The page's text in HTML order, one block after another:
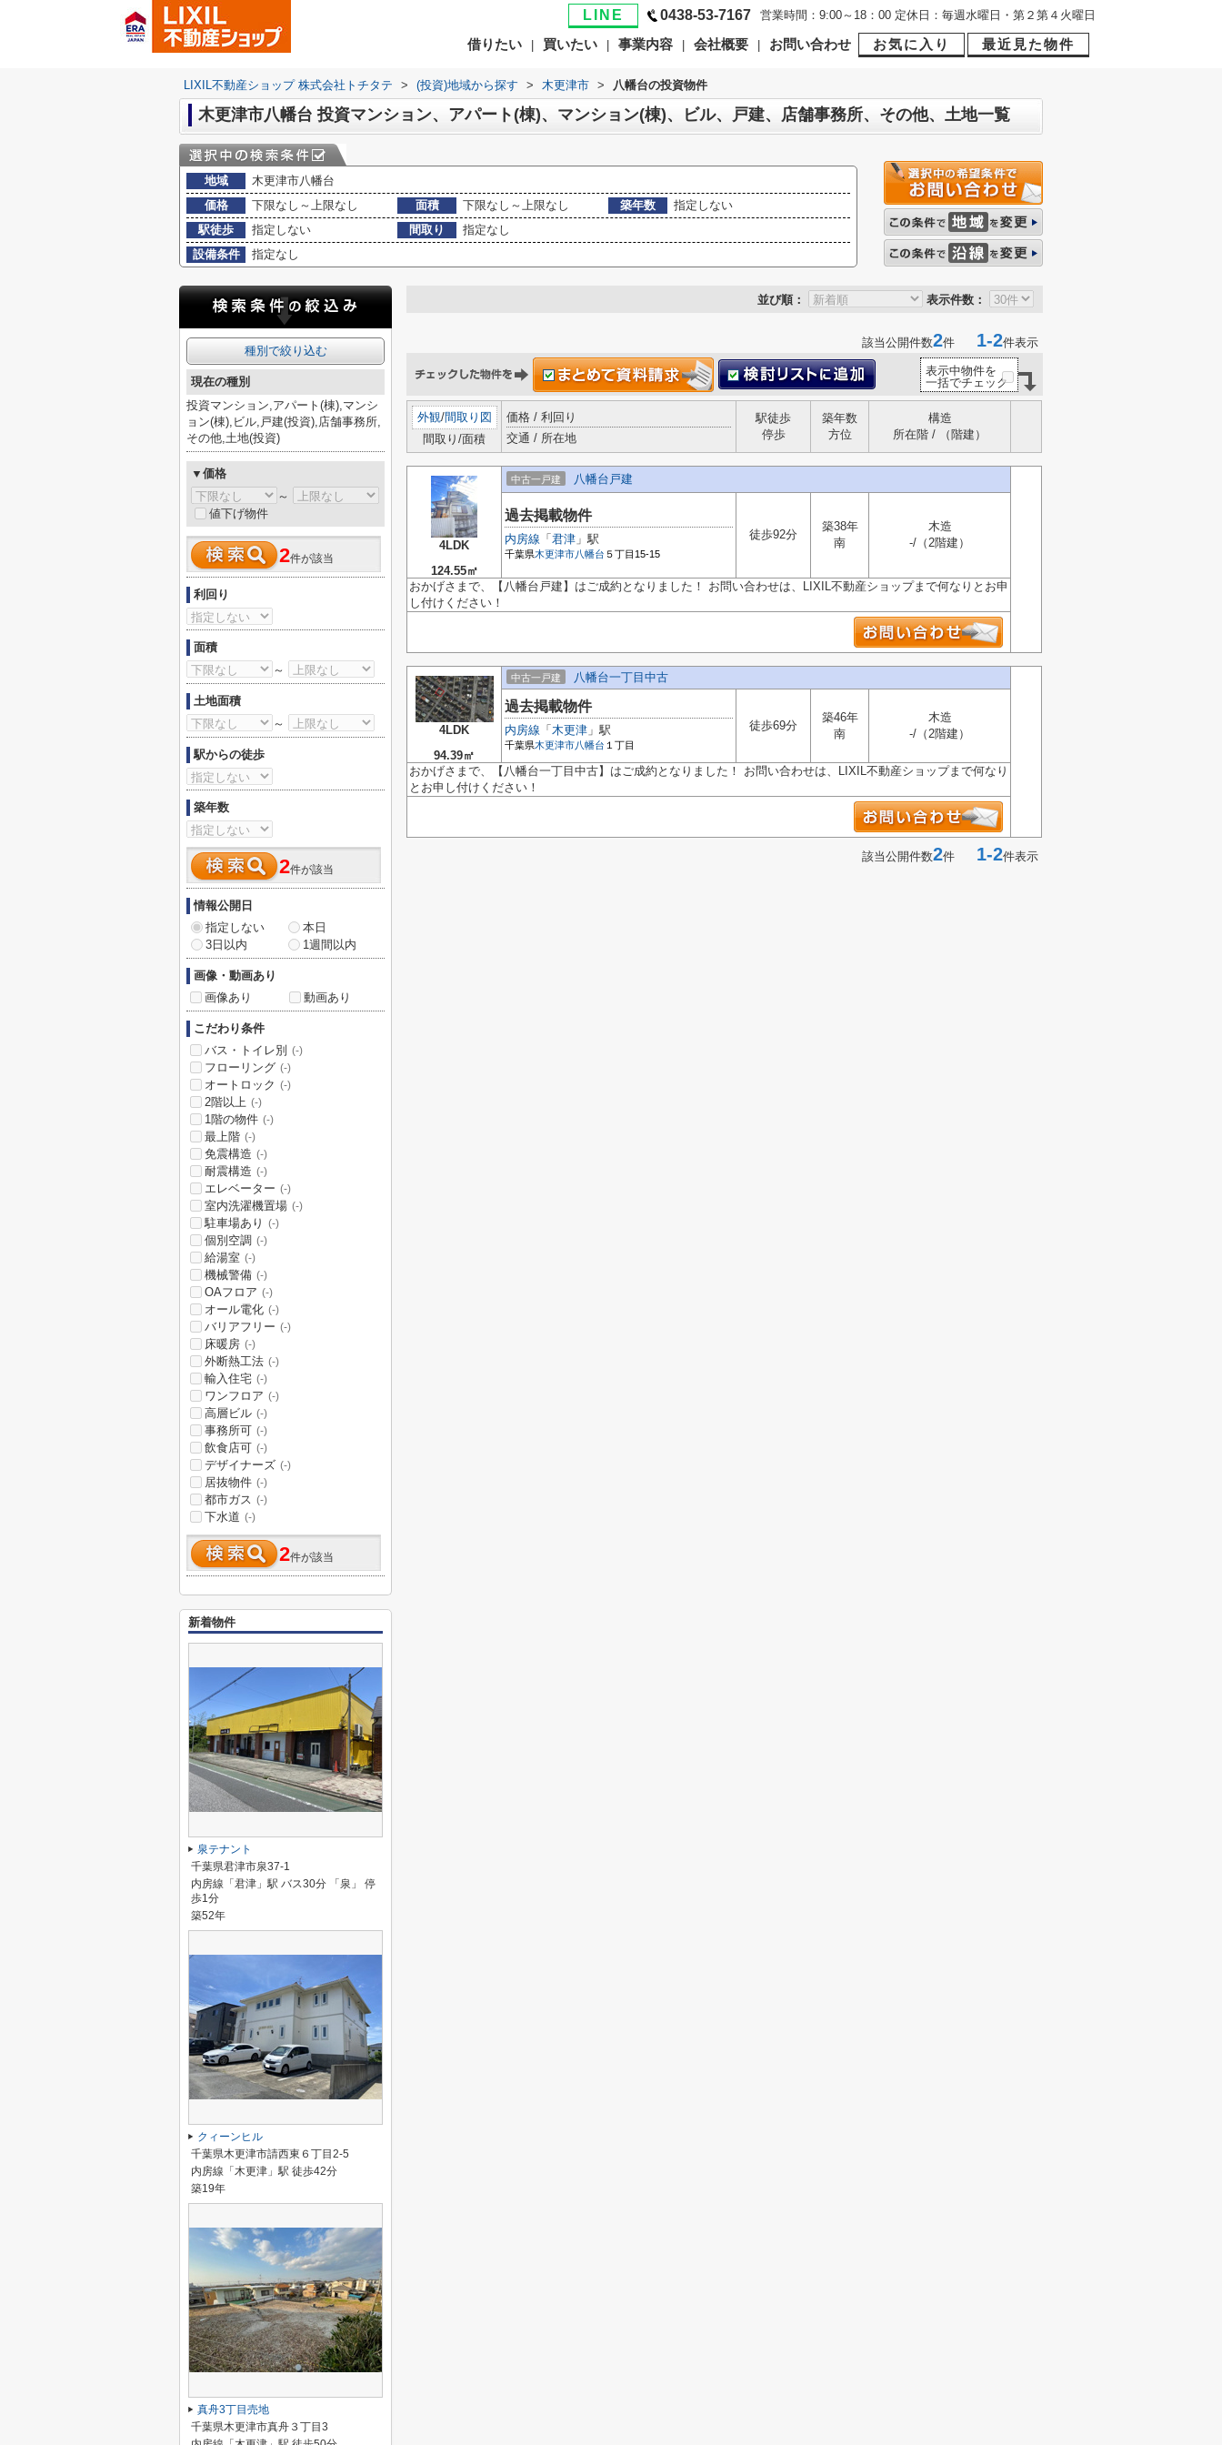
LINE 0438-53-7167 営業時間：9:00～18：00 定休日：毎週水曜日・第２第４火曜日
借りたい 買いたい 事業内容 会社概要 お問い合わせ お気に入り 最近見た物件
LIXIL不動産ショップ 株式会社トチタテ > (投資)地域から探す > 木更津市 > 八幡台の投資物件
木更津市八幡台 投資マンション、アパート(棟)、マンション(棟)、ビル、戸建、店舗事務所、その他、土地一覧
地域
木更津市八幡台
価格
下限なし～上限なし 面積 下限なし～上限なし 築年数
指定しない
駅徒歩
指定しない 間取り
指定なし
設備条件
指定なし
並び順： 表示件数：
該当公開件数2件 1-2件表示
表示中物件を
一括でチェック
外観/間取り図
間取り/面積
価格 / 利回り
交通 / 所在地
駅徒歩
停歩
築年数
方位
構造
所在階 / （階建）
4LDK
124.55㎡
中古一戸建 八幡台戸建
過去掲載物件
内房線 「 君津 」駅
千葉県木更津市八幡台 ５丁目15-15
徒歩92分
築38年
南
木造
-/（2階建）
おかげさまで、【八幡台戸建】はご成約となりました！ お問い合わせは、LIXIL不動産ショップまで何なりとお申
し付けください！
4LDK
94.39㎡
中古一戸建 八幡台一丁目中古
過去掲載物件
内房線 「 木更津 」駅
千葉県木更津市八幡台 １丁目
徒歩69分
築46年
南
木造
-/（2階建）
おかげさまで、【八幡台一丁目中古】はご成約となりました！ お問い合わせは、LIXIL不動産ショップまで何なり
とお申し付けください！
該当公開件数2件 1-2件表示
種別で絞り込む
現在の種別
投資マンション,アパート(棟),マンシ
ョン(棟),ビル,戸建(投資),店舗事務所,
その他,土地(投資)
▼価格
～
値下げ物件
2件が該当
利回り
面積
～
土地面積
～
駅からの徒歩
築年数
2件が該当
情報公開日
指定しない
本日
3日以内
1週間以内
画像・動画あり
画像あり
動画あり
こだわり条件
バス・トイレ別
(-)
フローリング (-)
オートロック (-)
2階以上 (-)
1階の物件 (-)
最上階 (-)
免震構造 (-)
耐震構造 (-)
エレベーター (-)
室内洗濯機置場 (-)
駐車場あり (-)
個別空調 (-)
給湯室 (-)
機械警備 (-)
OAフロア (-)
オール電化 (-)
バリアフリー (-)
床暖房 (-)
外断熱工法 (-)
輸入住宅 (-)
ワンフロア (-)
高層ビル (-)
事務所可 (-)
飲食店可 (-)
デザイナーズ (-)
居抜物件 (-)
都市ガス (-)
下水道 (-)
2件が該当
新着物件
泉テナント
千葉県君津市泉37-1
内房線「君津」駅 バス30分 「泉」 停
歩1分
築52年
クィーンヒル
千葉県木更津市請西東６丁目2-5
内房線「木更津」駅 徒歩42分
築19年
真舟3丁目売地
千葉県木更津市真舟３丁目3